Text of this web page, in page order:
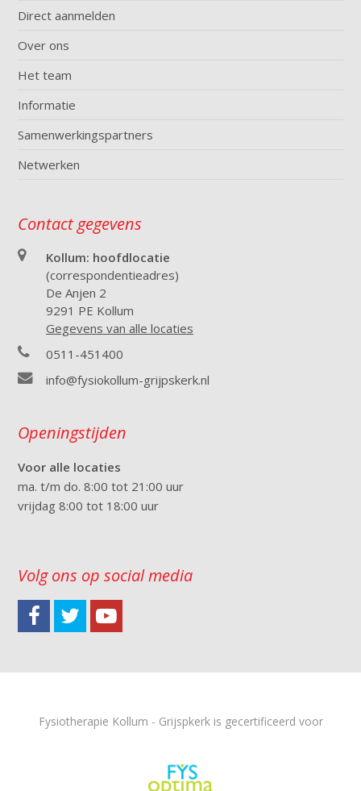
Direct aanmelden
Over ons
Het team
Informatie
Samenwerkingspartners
Netwerken
Contact gegevens
Kollum: hoofdlocatie
(correspondentieadres)
De Anjen 2
9291 PE Kollum
Gegevens van alle locaties
0511-451400
info@fysiokollum-grijpskerk.nl
Openingstijden
Voor alle locaties
ma. t/m do. 8:00 tot 21:00 uur
vrijdag 8:00 tot 18:00 uur
Volg ons op social media
Fysiotherapie Kollum - Grijspkerk is gecertificeerd voor